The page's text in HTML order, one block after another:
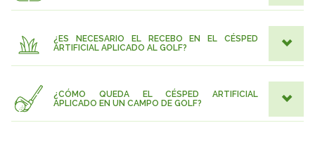
¿ES NECESARIO EL RECEBO EN EL CÉSPED
ARTIFICIAL APLICADO AL GOLF?
¿CÓMO QUEDA EL CÉSPED ARTIFICIAL
APLICADO EN UN CAMPO DE GOLF?